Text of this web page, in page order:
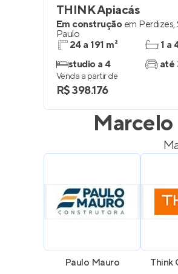
THINK Apiacás
Em construção em Perdizes,
Paulo
24 a 191 m²
studio a 4
1 a
até
Venda a partir de
R$ 398.176
Paulo Mauro Think